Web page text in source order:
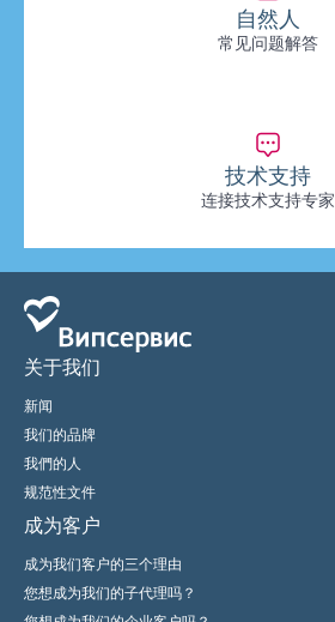
自然人
常见问题解答
技术支持
连接技术支持专家
关于我们
新闻
我们的品牌
我們的人
规范性文件
成为客户
成为我们客户的三个理由
您想成为我们的子代理吗？